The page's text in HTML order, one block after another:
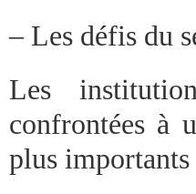
– Les défis du
Les
confrontées à
plus importants